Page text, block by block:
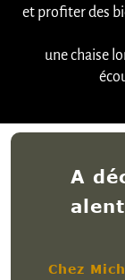
et profiter des
une chaise
A
Chez